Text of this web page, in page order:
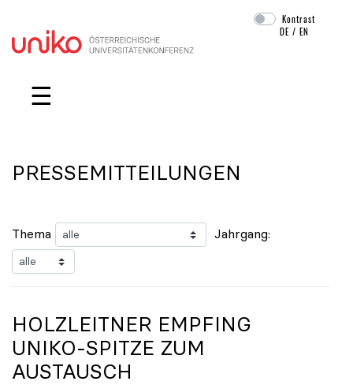
Navigation überspringen
Kontrast
DE /EN
☰
PRESSEMITTEILUNGEN
Thema Jahrgang:
HOLZLEITNER EMPFING
UNIKO-SPITZE ZUM
AUSTAUSCH